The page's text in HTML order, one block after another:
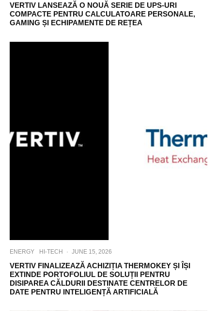
VERTIV LANSEAZĂ O NOUĂ SERIE DE UPS-URI
COMPACTE PENTRU CALCULATOARE PERSONALE,
GAMING ȘI ECHIPAMENTE DE REȚEA
ENERGY HI-TECH · JUNE 15, 2026
VERTIV FINALIZEAZĂ ACHIZIȚIA THERMOKEY ȘI ÎȘI
EXTINDE PORTOFOLIUL DE SOLUȚII PENTRU
DISIPAREA CĂLDURII DESTINATE CENTRELOR DE
DATE PENTRU INTELIGENȚĂ ARTIFICIALĂ